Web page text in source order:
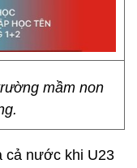
mầm non
cả nước khi U23